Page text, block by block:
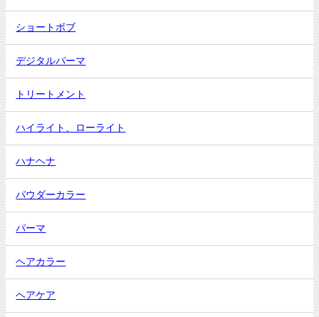
ショートボブ
デジタルパーマ
トリートメント
ハイライト、ローライト
ハナヘナ
パウダーカラー
パーマ
ヘアカラー
ヘアケア